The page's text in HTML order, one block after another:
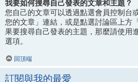
我要如何搜尋自己發表的文章和主題？
您自己的文章可以透過點選會員控制台
您的文章」連結，或是點選討論區上方
果要搜尋自己發表的主題，那麼請使用
選項。
回頂端
訂閱與我的最愛